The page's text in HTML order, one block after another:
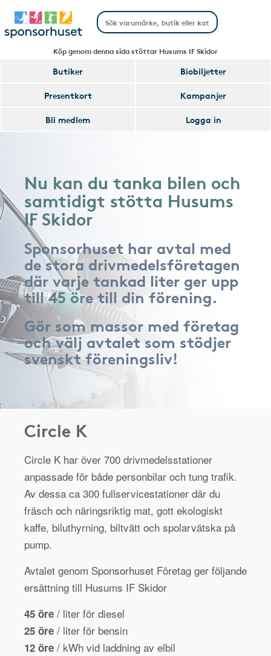
Köp genom denna sida stöttar Husums IF Skidor
Butiker
Biobiljetter
Presentkort
Kampanjer
Bli medlem
Logga in
Nu kan du tanka bilen och
samtidigt stötta Husums
IF Skidor
Sponsorhuset har avtal med
de stora drivmedelsföretagen
där varje tankad liter ger upp
till 45 öre till din förening.
Gör som massor med företag
och välj avtalet som stödjer
svenskt föreningsliv!
Circle K
Circle K har över 700 drivmedelsstationer
anpassade för både personbilar och tung trafik.
Av dessa ca 300 fullservicestationer där du
fräsch och näringsriktig mat, gott ekologiskt
kaffe, biluthyrning, biltvätt och spolarvätska på
pump.
Avtalet genom Sponsorhuset Företag ger följande
ersättning till Husums IF Skidor
45 öre / liter för diesel
25 öre / liter för bensin
12 öre / kWh vid laddning av elbil